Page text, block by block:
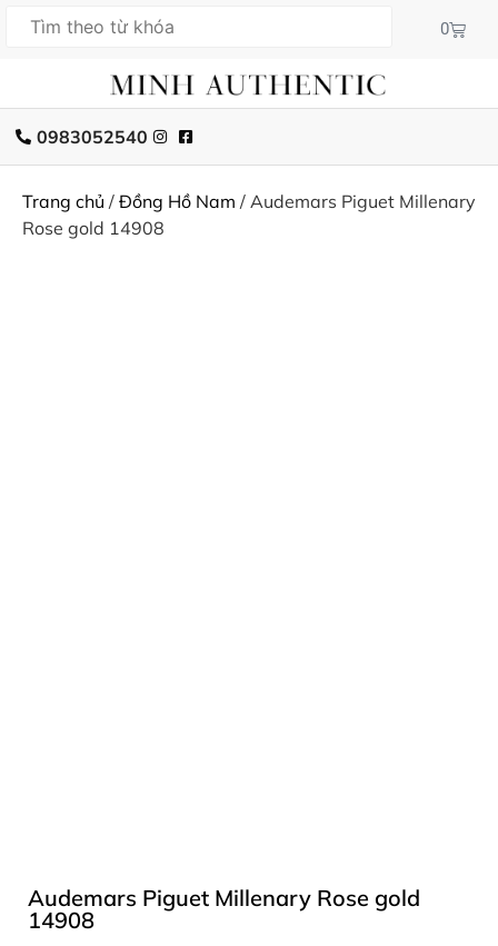
0
0983052540
Trang chủ / Đồng Hồ Nam / Audemars Piguet Millenary
Rose gold 14908
Audemars Piguet Millenary Rose gold
14908